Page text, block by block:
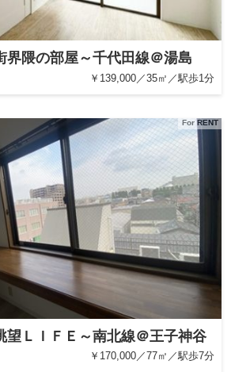
界隈の部屋～千代田線＠湯島
￥139,000／35㎡／駅歩1分
For RENT
望ＬＩＦＥ～南北線＠王子神谷
￥170,000／77㎡／駅歩7分